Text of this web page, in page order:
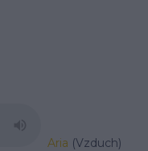
Aria (Vzduch)